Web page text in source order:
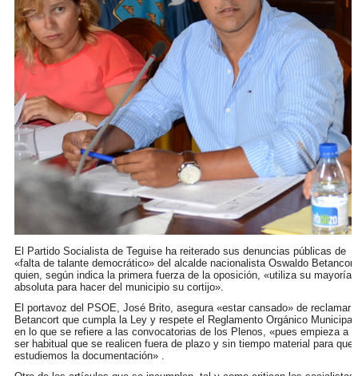
El Partido Socialista de Teguise ha reiterado sus denuncias públicas de
«falta de talante democrático» del alcalde nacionalista Oswaldo
quien, según indica la primera fuerza de la oposición, «utiliza su mayoría
absoluta para hacer del municipio su cortijo».
El portavoz del PSOE, José Brito, asegura «estar cansado» de reclamar
Betancort que cumpla la Ley y respete el Reglamento Orgánico Municipal
en lo que se refiere a las convocatorias de los Plenos, «pues empieza a
ser habitual que se realicen fuera de plazo y sin tiempo material para que
estudiemos la documentación» .